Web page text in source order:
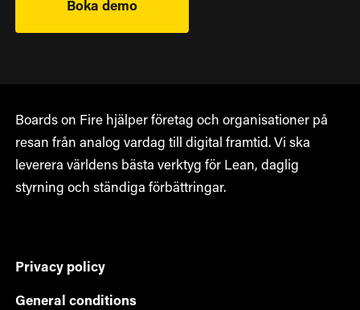
Boka demo
Boards on Fire hjälper företag och organisationer på
resan från analog vardag till digital framtid. Vi ska
leverera världens bästa verktyg för Lean, daglig
styrning och ständiga förbättringar.
Privacy policy
General conditions